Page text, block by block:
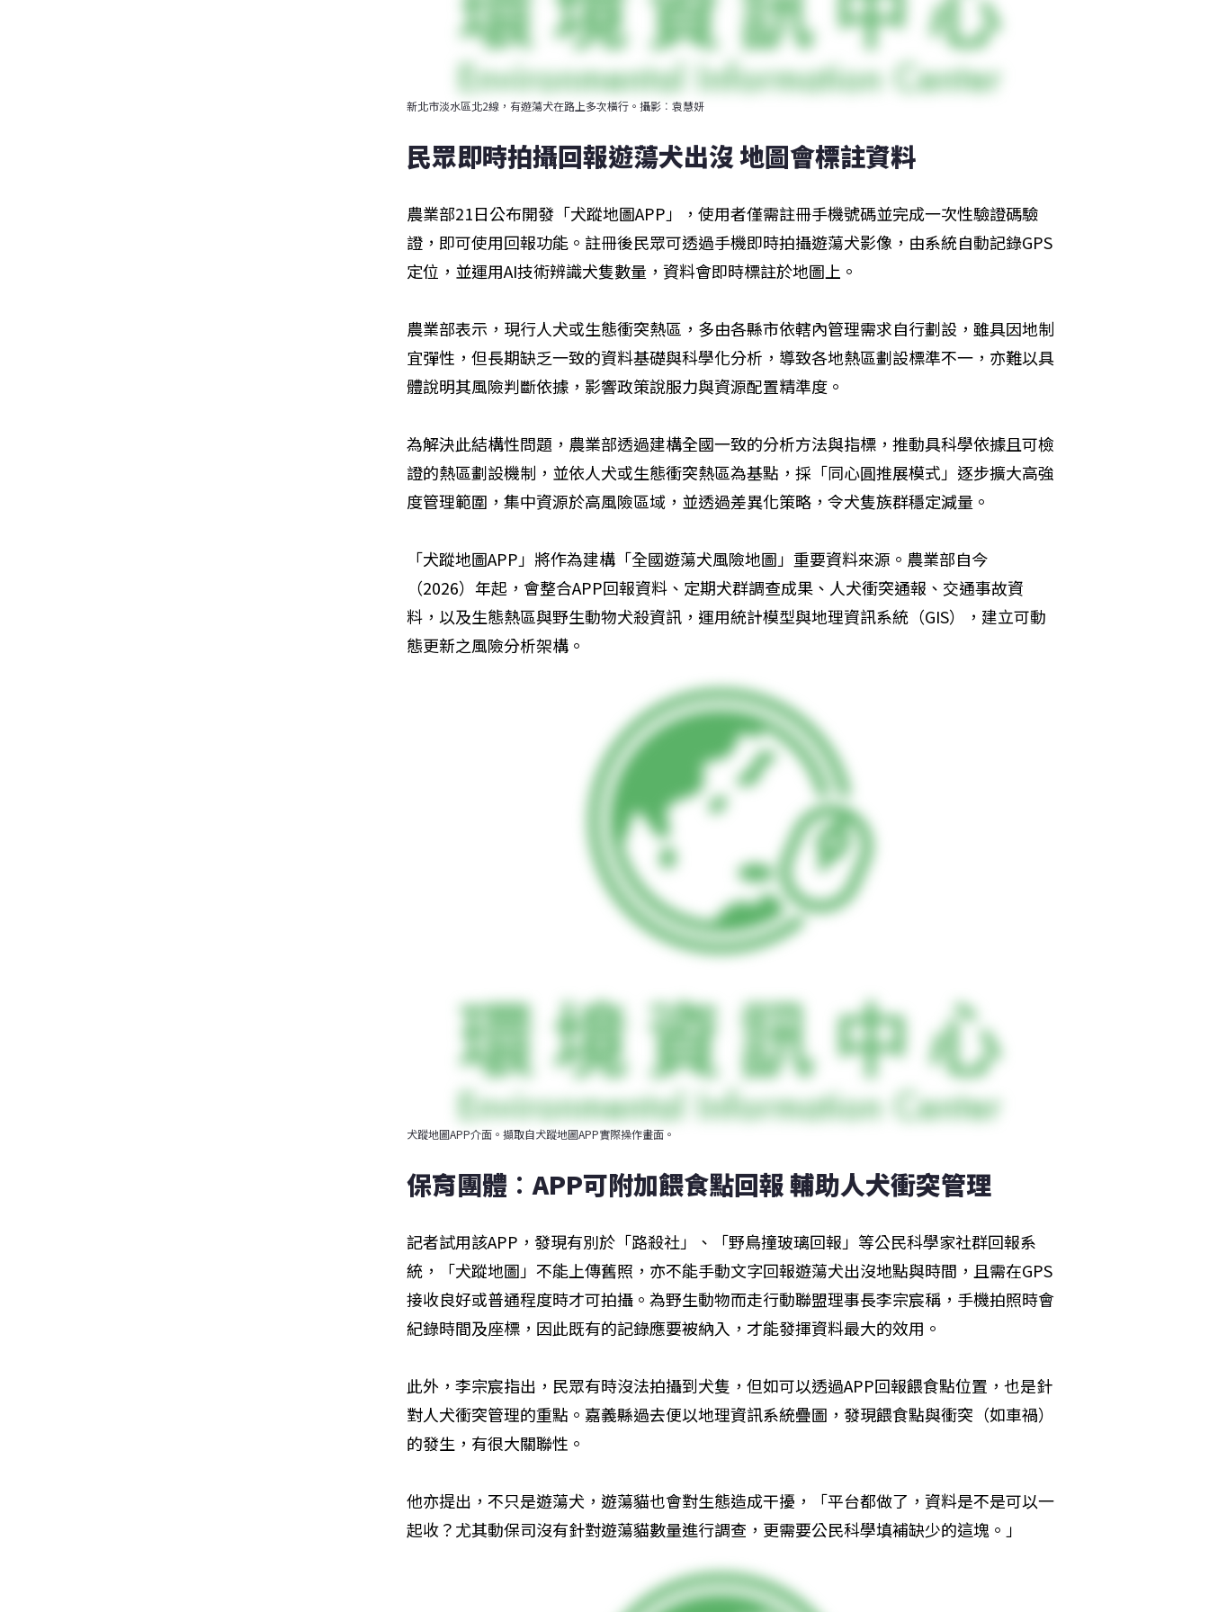
新北市淡水區北2線，有遊蕩犬在路上多次橫行。攝影︰袁慧妍
民眾即時拍攝回報遊蕩犬出沒 地圖會標註資料
農業部21日公布開發「犬蹤地圖APP」，使用者僅需註冊手機號碼並完成一次性驗證碼驗
證，即可使用回報功能。註冊後民眾可透過手機即時拍攝遊蕩犬影像，由系統自動記錄GPS
定位，並運用AI技術辨識犬隻數量，資料會即時標註於地圖上。
農業部表示，現行人犬或生態衝突熱區，多由各縣市依轄內管理需求自行劃設，雖具因地制
宜彈性，但長期缺乏一致的資料基礎與科學化分析，導致各地熱區劃設標準不一，亦難以具
體說明其風險判斷依據，影響政策說服力與資源配置精準度。
為解決此結構性問題，農業部透過建構全國一致的分析方法與指標，推動具科學依據且可檢
證的熱區劃設機制，並依人犬或生態衝突熱區為基點，採「同心圓推展模式」逐步擴大高強
度管理範圍，集中資源於高風險區域，並透過差異化策略，令犬隻族群穩定減量。
「犬蹤地圖APP」將作為建構「全國遊蕩犬風險地圖」重要資料來源。農業部自今
（2026）年起，會整合APP回報資料、定期犬群調查成果、人犬衝突通報、交通事故資
料，以及生態熱區與野生動物犬殺資訊，運用統計模型與地理資訊系統（GIS），建立可動
態更新之風險分析架構。
犬蹤地圖APP介面。擷取自犬蹤地圖APP實際操作畫面。
保育團體︰APP可附加餵食點回報 輔助人犬衝突管理
記者試用該APP，發現有別於「路殺社」、「野鳥撞玻璃回報」等公民科學家社群回報系
統，「犬蹤地圖」不能上傳舊照，亦不能手動文字回報遊蕩犬出沒地點與時間，且需在GPS
接收良好或普通程度時才可拍攝。為野生動物而走行動聯盟理事長李宗宸稱，手機拍照時會
紀錄時間及座標，因此既有的記錄應要被納入，才能發揮資料最大的效用。
此外，李宗宸指出，民眾有時沒法拍攝到犬隻，但如可以透過APP回報餵食點位置，也是針
對人犬衝突管理的重點。嘉義縣過去便以地理資訊系統疊圖，發現餵食點與衝突（如車禍）
的發生，有很大關聯性。
他亦提出，不只是遊蕩犬，遊蕩貓也會對生態造成干擾，「平台都做了，資料是不是可以一
起收？尤其動保司沒有針對遊蕩貓數量進行調查，更需要公民科學填補缺少的這塊。」